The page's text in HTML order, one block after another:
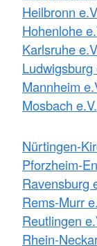
Heilbronn
Hohenlohe
Karlsruhe
Ludwigsburg
Mannheim
Mosbach e.V.
Nürtingen-
Pforzheim-
Ravensburg
Rems-Murr
Reutlingen
Rhein-